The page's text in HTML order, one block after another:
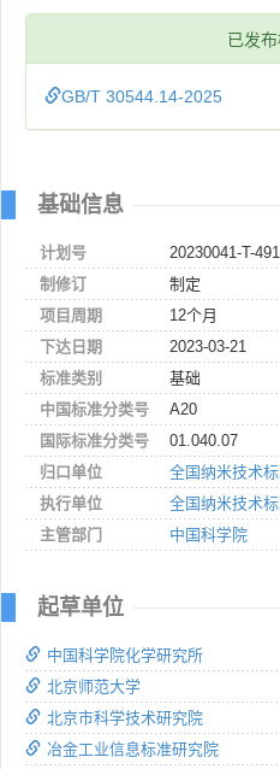
已发
GB/T 30544.14-2025
基础信息
计划号
20230041-T-491
制修订
制定
项目周期
12个月
下达日期
2023-03-21
标准类别
基础
中国标准分类号
A20
国际标准分类号
01.040.07
归口单位
全国纳米技术
执行单位
全国纳米技术
主管部门
中国科学院
起草单位
中国科学院化学研究所
北京师范大学
北京市科学技术研究院
冶金工业信息标准研究院